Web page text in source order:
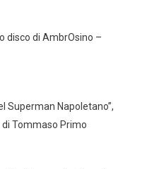
disco di AmbrOsino –
Superman Napoletano”,
Tommaso Primo